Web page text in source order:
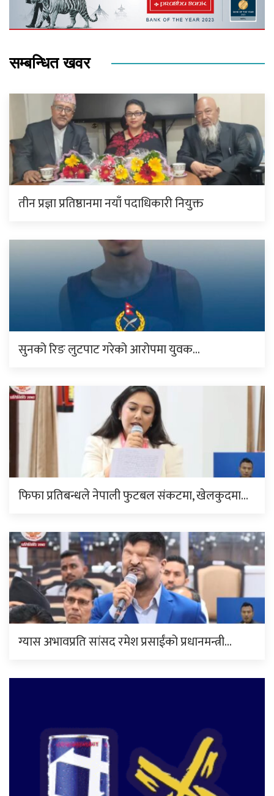
सम्बन्धित खवर
तीन प्रज्ञा प्रतिष्ठानमा नयाँ पदाधिकारी नियुक्त
सुनको रिङ लुटपाट गरेको आरोपमा युवक…
फिफा प्रतिबन्धले नेपाली फुटबल संकटमा, खेलकुदमा…
ग्यास अभावप्रति सांसद रमेश प्रसाईंको प्रधानमन्त्री…